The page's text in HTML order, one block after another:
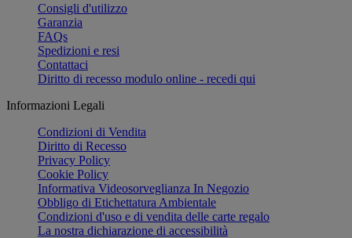
Consigli d'utilizzo
Garanzia
FAQs
Spedizioni e resi
Contattaci
Diritto di recesso modulo online - recedi qui
Informazioni Legali
Condizioni di Vendita
Diritto di Recesso
Privacy Policy
Cookie Policy
Informativa Videosorveglianza In Negozio
Obbligo di Etichettatura Ambientale
Condizioni d'uso e di vendita delle carte regalo
La nostra dichiarazione di accessibilità